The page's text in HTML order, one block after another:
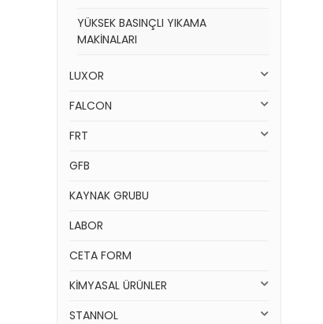
YÜKSEK BASINÇLI YIKAMA
MAKİNALARI
LUXOR
FALCON
FRT
GFB
KAYNAK GRUBU
LABOR
CETA FORM
KİMYASAL ÜRÜNLER
STANNOL